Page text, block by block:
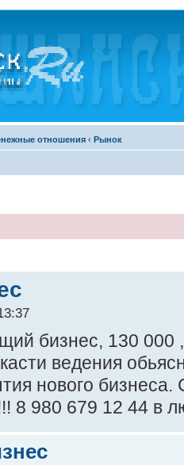
отношения ‹ Рынок
бизнес, 130 000
ведения
нового
8 980 679 12 44 в